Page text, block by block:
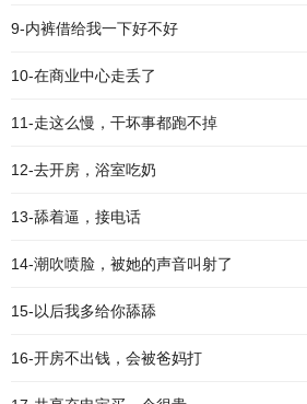
9-内裤借给我一下好不好
10-在商业中心走丢了
11-走这么慢，干坏事都跑不掉
12-去开房，浴室吃奶
13-舔着逼，接电话
14-潮吹喷脸，被她的声音叫射了
15-以后我多给你舔舔
16-开房不出钱，会被爸妈打